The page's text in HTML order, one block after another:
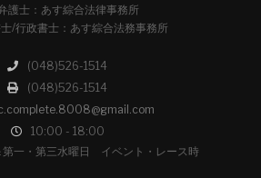
護士：あす綜合法律事務所
/行政書士：あす綜合法務事務所
(048)526-1514
(048)526-1514
10:00 - 18:00
第一・第三水曜日 イベント・レース時